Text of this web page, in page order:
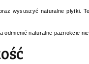
wysuszyć naturalne płytki.
naturalne paznokcie nie